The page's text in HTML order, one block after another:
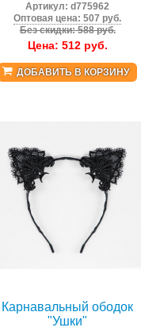
Артикул:d775962
Оптовая цена: 507 руб.
Без скидки: 588 руб.
Цена: 512руб.
ДОБАВИТЬ В КОРЗИНУ
Карнавальный ободок
"Ушки"